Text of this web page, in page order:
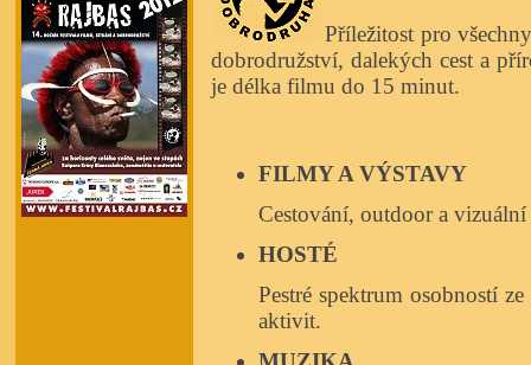
Příležitost pro
dobrodružství, dalekých cest a
je délka filmu do 15 minut.
FILMY A VÝSTAVY
Cestování, outdoor a
HOSTÉ
Pestré spektrum osobností
aktivit.